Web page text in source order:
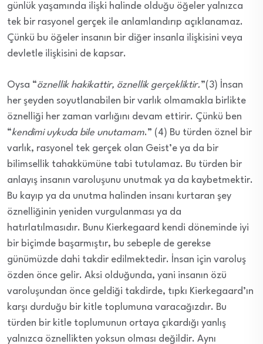
günlük yaşamında ilişki halinde olduğu öğeler yalnızca
tek bir rasyonel gerçek ile anlamlandırıp açıklanamaz.
Çünkü bu öğeler insanın bir diğer insanla ilişkisini veya
devletle ilişkisini de kapsar.
Oysa “öznellik hakikattir, öznellik gerçekliktir.”(3) İnsan
her şeyden soyutlanabilen bir varlık olmamakla birlikte
öznelliği her zaman varlığını devam ettirir. Çünkü ben
“kendimi uykuda bile unutamam.” (4) Bu türden öznel bir
varlık, rasyonel tek gerçek olan Geist’e ya da bir
bilimsellik tahakkümüne tabi tutulamaz. Bu türden bir
anlayış insanın varoluşunu unutmak ya da kaybetmektir.
Bu kayıp ya da unutma halinden insanı kurtaran şey
öznelliğinin yeniden vurgulanması ya da
hatırlatılmasıdır. Bunu Kierkegaard kendi döneminde iyi
bir biçimde başarmıştır, bu sebeple de gerekse
günümüzde dahi takdir edilmektedir. İnsan için varoluş
özden önce gelir. Aksi olduğunda, yani insanın özü
varoluşundan önce geldiği takdirde, tıpkı Kierkegaard’ın
karşı durduğu bir kitle toplumuna varacağızdır. Bu
türden bir kitle toplumunun ortaya çıkardığı yanlış
yalnızca öznellikten yoksun olması değildir. Aynı